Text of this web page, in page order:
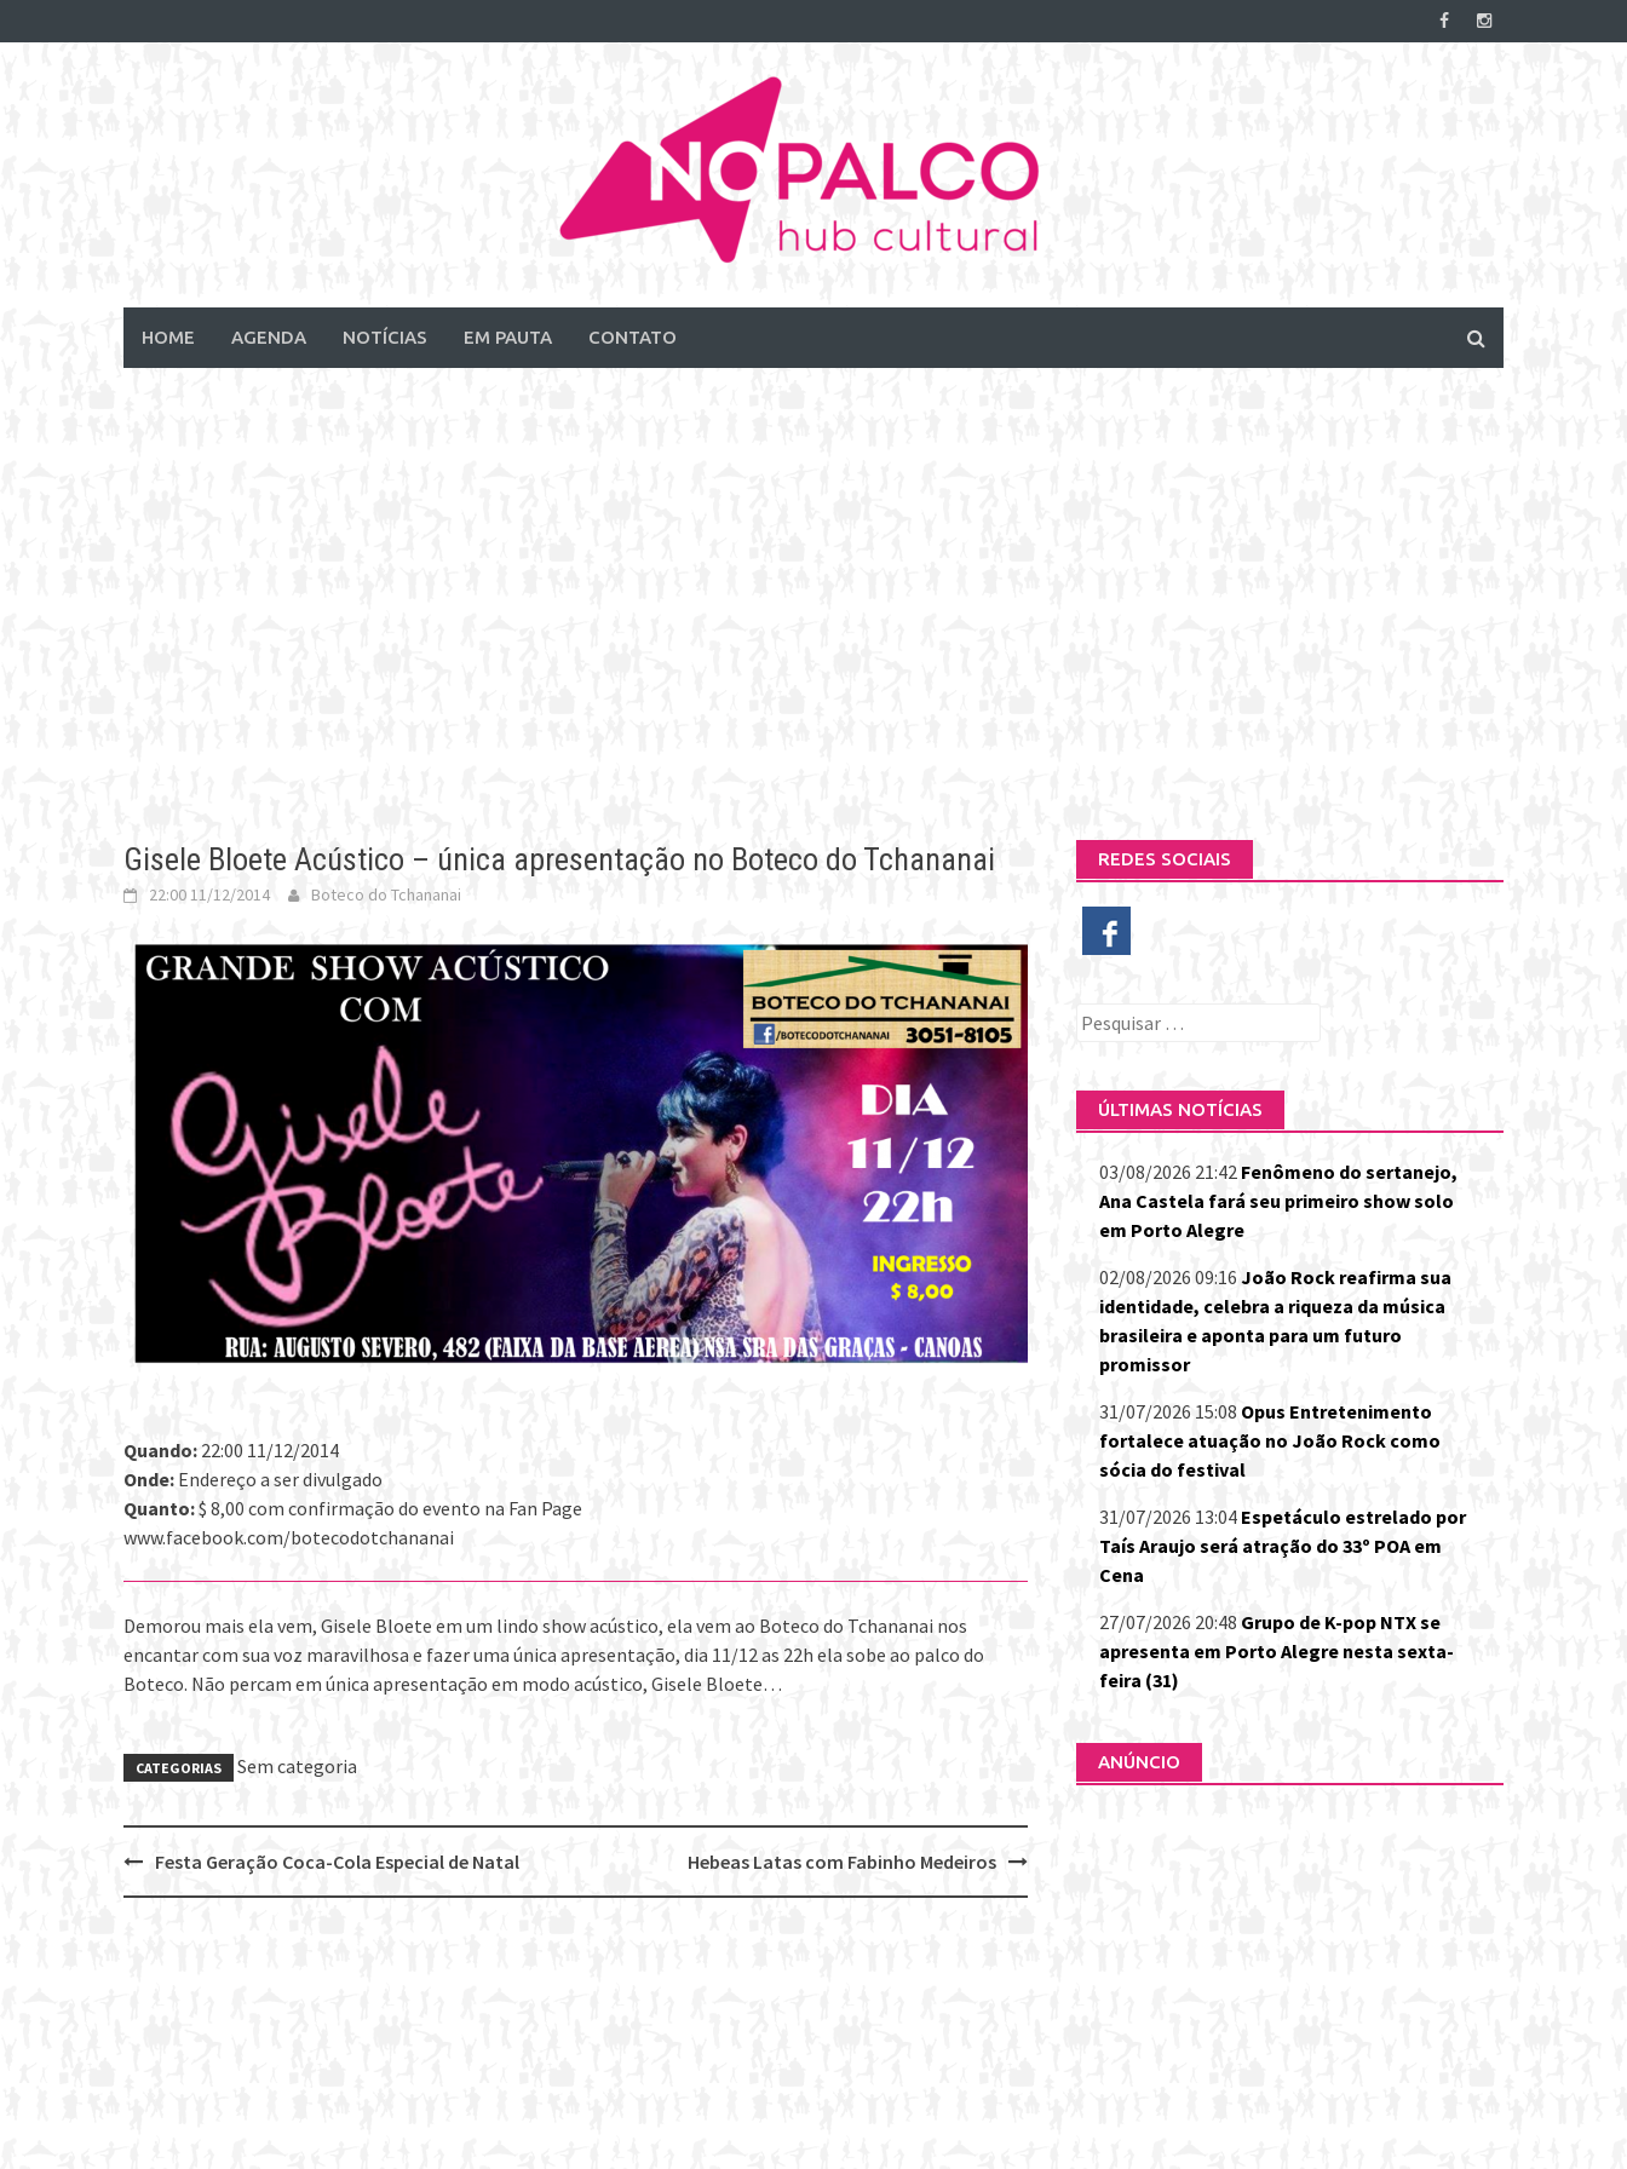
to
HOME AGENDA NOTÍCIAS EM PAUTA CONTATO
Gisele Bloete Acústico – única apresentação no Boteco do Tchananai
22:00 11/12/2014 Boteco do Tchananai
Quando: 22:00 11/12/2014
Onde: Endereço a ser divulgado
Quanto:$ 8,00 com confirmação do evento na Fan Page
www.facebook.com/botecodotchananai
Demorou mais ela vem, Gisele Bloete em um lindo show acústico, ela vem ao Boteco do Tchananai nos
encantar com sua voz maravilhosa e fazer uma única apresentação, dia 11/12 as 22h ela sobe ao palco do
Boteco. Não percam em única apresentação em modo acústico, Gisele Bloete…
CATEGORIAS Sem categoria
Post
Hebeas Latas com Fabinho Medeiros
Festa Geração Coca-Cola Especial de Natal
REDES SOCIAIS
Pesquisar
ÚLTIMAS NOTÍCIAS
03/08/2026 21:42 Fenômeno do sertanejo,
Ana Castela fará seu primeiro show solo
em Porto Alegre
02/08/2026 09:16 João Rock reafirma sua
identidade, celebra a riqueza da música
brasileira e aponta para um futuro
promissor
31/07/2026 15:08 Opus Entretenimento
fortalece atuação no João Rock como
sócia do festival
31/07/2026 13:04 Espetáculo estrelado por
Taís Araujo será atração do 33º POA em
Cena
27/07/2026 20:48 Grupo de K-pop NTX se
apresenta em Porto Alegre nesta sexta-
feira (31)
ANÚNCIO